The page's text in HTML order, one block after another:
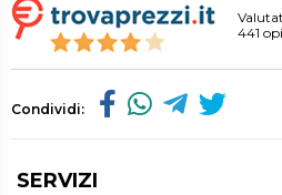
441
Condividi:
SERVIZI